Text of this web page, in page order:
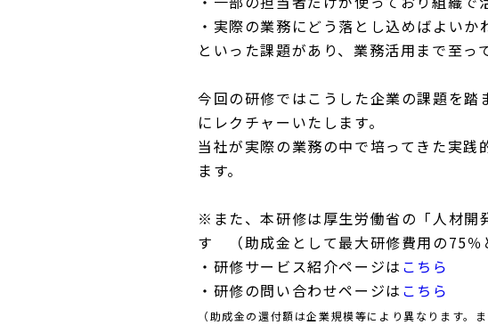
・実際の業務にどう落とし込めばよいか
といった課題があり、業務活用まで至っ
今回の研修ではこうした企業の課題を
にレクチャーいたします。
当社が実際の業務の中で培ってきた実
ます。
※また、本研修は厚生労働省の「人材開
す （助成金として最大研修費用の75％
・研修サービス紹介ページは こちら
・研修の問い合わせページは こちら
（助成金の還付額は企業規模等により異なります。